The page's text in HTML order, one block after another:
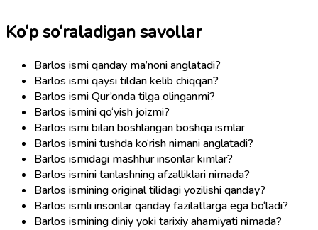
Ko‘p so‘raladigan savollar
Barlos ismi qanday ma’noni anglatadi?
Barlos ismi qaysi tildan kelib chiqqan?
Barlos ismi Qur’onda tilga olinganmi?
Barlos ismini qo‘yish joizmi?
Barlos ismi bilan boshlangan boshqa ismlar
Barlos ismini tushda ko‘rish nimani anglatadi?
Barlos ismidagi mashhur insonlar kimlar?
Barlos ismini tanlashning afzalliklari nimada?
Barlos ismining original tilidagi yozilishi qanday?
Barlos ismli insonlar qanday fazilatlarga ega bo‘ladi?
Barlos ismining diniy yoki tarixiy ahamiyati nimada?